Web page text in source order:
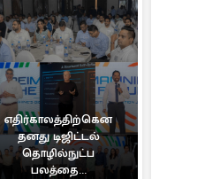
எதிர்காலத்திற்கென
தனது டிஜிட்டல்
தொழில்நுட்ப
பலத்தை...